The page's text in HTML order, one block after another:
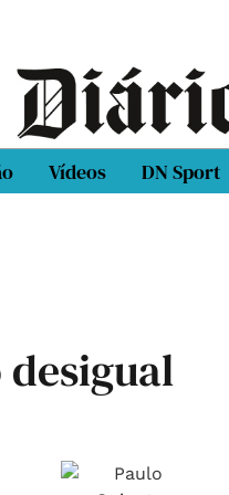
Vídeos DN Sport
desigual